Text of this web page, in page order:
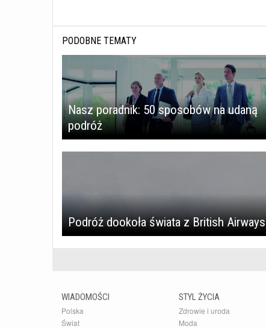
PODOBNE TEMATY
Nasz poradnik: 50 sposobów na udaną
podróż
Podróż dookoła świata z British Airways
WIADOMOŚCI
Polska
Świat
STYL ŻYCIA
Zdrowie i uroda
Moda